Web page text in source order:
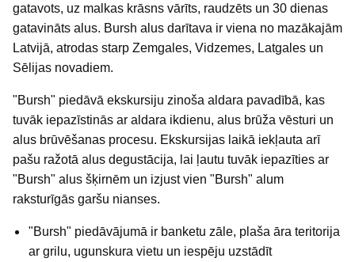
gatavots, uz malkas krāsns vārīts, raudzēts un 30 dienas
gatavināts alus. Bursh alus darītava ir viena no mazākajām
Latvijā, atrodas starp Zemgales, Vidzemes, Latgales un
Sēlijas novadiem.
"Bursh" piedāvā ekskursiju zinoša aldara pavadībā, kas
tuvāk iepazīstinās ar aldara ikdienu, alus brūža vēsturi un
alus brūvēšanas procesu. Ekskursijas laikā iekļauta arī
pašu ražotā alus degustācija, lai ļautu tuvāk iepazīties ar
"Bursh" alus šķirnēm un izjust vien "Bursh" alum
raksturīgās garšu nianses.
"Bursh" piedāvājumā ir banketu zāle, plaša āra teritorija
ar grilu, ugunskura vietu un iespēju uzstādīt